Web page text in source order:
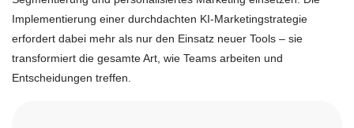
Implementierung einer durchdachten KI-Marketingstrategie
erfordert dabei mehr als nur den Einsatz neuer Tools – sie
transformiert die gesamte Art, wie Teams arbeiten und
Entscheidungen treffen.